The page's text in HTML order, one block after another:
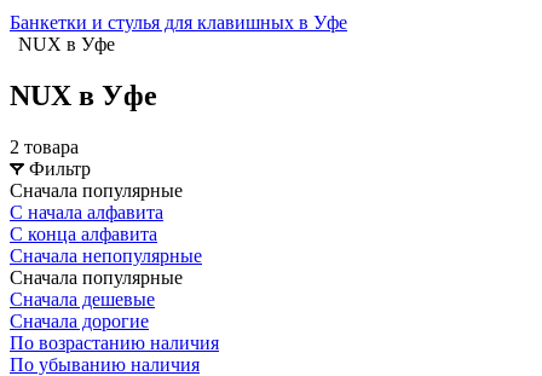
Банкетки и стулья для клавишных в Уфе
NUX в Уфе
NUX в Уфе
2 товара
Фильтр
Сначала популярные
С начала алфавита
С конца алфавита
Сначала непопулярные
Сначала популярные
Сначала дешевые
Сначала дорогие
По возрастанию наличия
По убыванию наличия